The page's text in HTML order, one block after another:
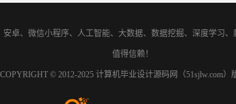
卓、微信小程序、人工智能、大数据、数据挖掘、深度学习
值得信赖！
COPYRIGHT © 2012-2025 计算机毕业设计源码网（51sjlw.com）